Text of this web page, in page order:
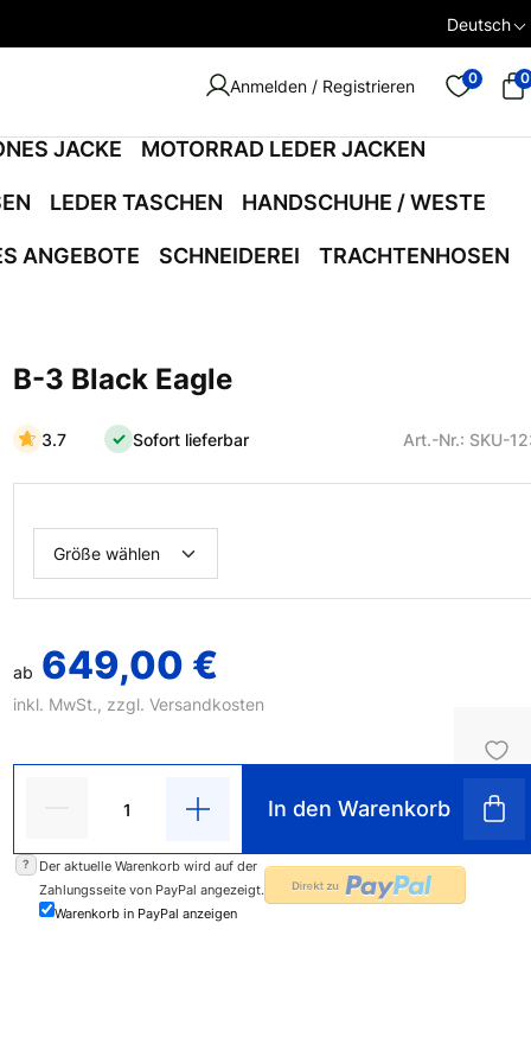
Deutsch
Anmelden / Registrieren 0 0
JACKE MOTORRAD LEDER JACKEN
LEDER TASCHEN HANDSCHUHE / WESTE
ANGEBOTE SCHNEIDEREI TRACHTENHOSEN
B-3 Black Eagle
3.7 Sofort lieferbar Art.-Nr.: SKU-
ab 649,00 €
inkl. MwSt., zzgl.Versandkosten
In den Warenkorb
?
Der aktuelle Warenkorb wird auf der
Zahlungsseite von PayPal angezeigt.
Warenkorb in PayPal anzeigen